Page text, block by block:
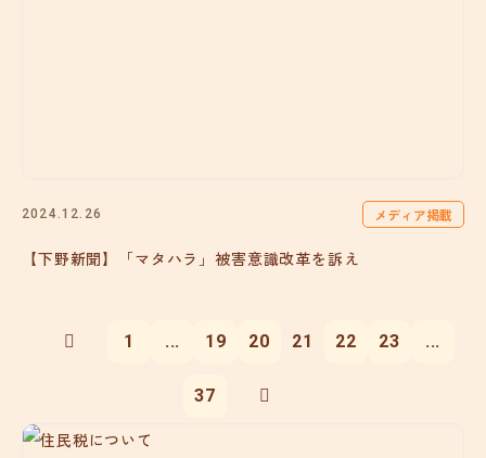
2024.12.26 メディア掲載
【下野新聞】「マタハラ」被害意識改革を訴え
1 ... 19 20 21 22 23 ...
37